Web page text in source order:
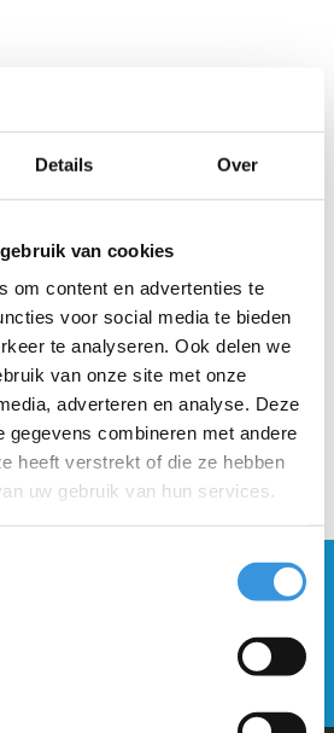
Details Over
van cookies
om content en advertenties te
voor social media te bieden
te analyseren. Ook delen we
van onze site met onze
adverteren en analyse. Deze
gegevens combineren met andere
heeft verstrekt of die ze hebben
uw gebruik van hun services.
en schrijf je in voor onze
Verstuur